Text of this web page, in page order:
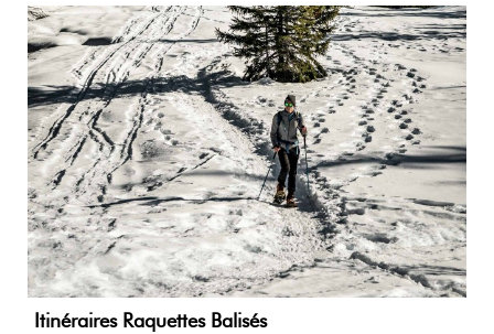
Itinéraires Raquettes Balisés